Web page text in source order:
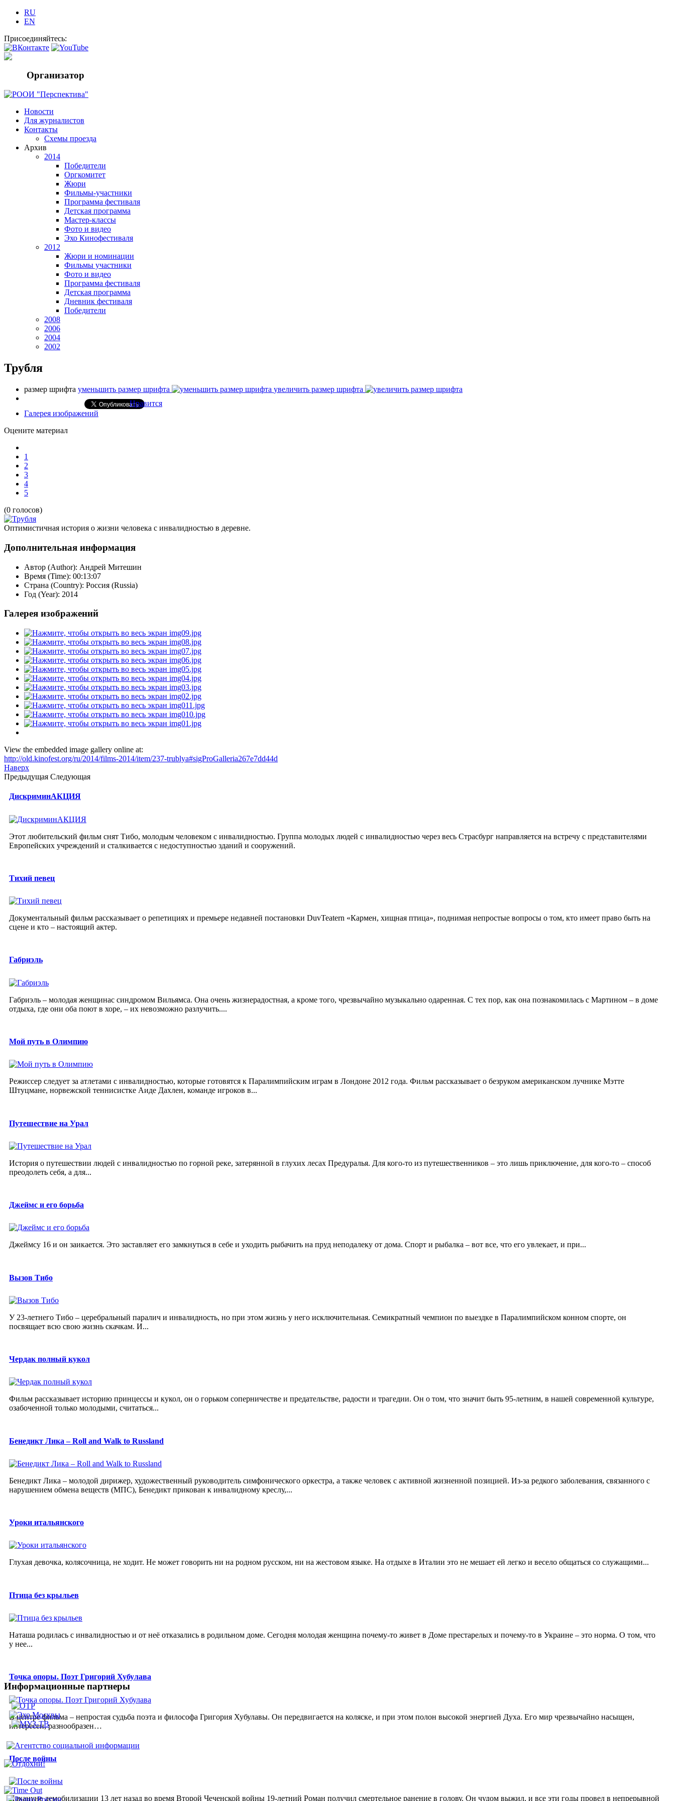
RU
EN
Присоединяйтесь:
Организатор
Новости
Для журналистов
Контакты
Схемы проезда
Архив
2014
Победители
Оргкомитет
Жюри
Фильмы-участники
Программа фестиваля
Детская программа
Мастер-классы
Фото и видео
Эхо Кинофестиваля
2012
Жюри и номинации
Фильмы участники
Фото и видео
Программа фестиваля
Детская программа
Дневник фестиваля
Победители
2008
2006
2004
2002
Трубля
размер шрифта уменьшить размер шрифта
увеличить размер шрифта
Нравится
Галерея изображений
Оцените материал
1
2
3
4
5
(0 голосов)
Оптимистичная история о жизни человека с инвалидностью в деревне.
Дополнительная информация
Автор (Author): Андрей Митешин
Время (Time): 00:13:07
Страна (Country): Россия (Russia)
Год (Year): 2014
Галерея изображений
View the embedded image gallery online at:
http://old.kinofest.org/ru/2014/films-2014/item/237-trublya#sigProGalleria267e7dd44d
Наверх
Предыдущая Следующая
ДискриминАКЦИЯ
Этот любительский фильм снят Тибо, молодым человеком с инвалидностью. Группа молодых людей с инвалидностью через весь Страсбург направляется на встречу с представителями
Европейских учреждений и сталкивается с недоступностью зданий и сооружений.
Тихий певец
Документальный фильм рассказывает о репетициях и премьере недавней постановки DuvTeatern «Кармен, хищная птица», поднимая непростые вопросы о том, кто имеет право быть на
сцене и кто – настоящий актер.
Габриэль
Габриэль – молодая женщинас синдромом Вильямса. Она очень жизнерадостная, а кроме того, чрезвычайно музыкально одаренная. С тех пор, как она познакомилась с Мартином – в доме
отдыха, где они оба поют в хоре, – их невозможно разлучить....
Мой путь в Олимпию
Режиссер следует за атлетами с инвалидностью, которые готовятся к Паралимпийским играм в Лондоне 2012 года. Фильм рассказывает о безруком американском лучнике Мэтте
Штуцмане, норвежской теннисистке Аиде Дахлен, команде игроков в...
Путешествие на Урал
История о путешествии людей с инвалидностью по горной реке, затерянной в глухих лесах Предуралья. Для кого-то из путешественников – это лишь приключение, для кого-то – способ
преодолеть себя, а для...
Джеймс и его борьба
Джеймсу 16 и он заикается. Это заставляет его замкнуться в себе и уходить рыбачить на пруд неподалеку от дома. Спорт и рыбалка – вот все, что его увлекает, и при...
Вызов Тибо
У 23-летнего Тибо – церебральный паралич и инвалидность, но при этом жизнь у него исключительная. Семикратный чемпион по выездке в Паралимпийском конном спорте, он
посвящает всю свою жизнь скачкам. И...
Чердак полный кукол
Фильм рассказывает историю принцессы и кукол, он о горьком соперничестве и предательстве, радости и трагедии. Он о том, что значит быть 95-летним, в нашей современной культуре,
озабоченной только молодыми, считаться...
Бенедикт Лика – Roll and Walk to Russland
Бенедикт Лика – молодой дирижер, художественный руководитель симфонического оркестра, а также человек с активной жизненной позицией. Из-за редкого заболевания, связанного с
нарушением обмена веществ (МПС), Бенедикт прикован к инвалидному креслу,...
Уроки итальянского
Глухая девочка, колясочница, не ходит. Не может говорить ни на родном русском, ни на жестовом языке. На отдыхе в Италии это не мешает ей легко и весело общаться со служащими...
Птица без крыльев
Наташа родилась с инвалидностью и от неё отказались в родильном доме. Сегодня молодая женщина почему-то живет в Доме престарелых и почему-то в Украине – это норма. О том, что
у нее...
Точка опоры. Поэт Григорий Хубулава
В центре фильма – непростая судьба поэта и философа Григория Хубулавы. Он передвигается на коляске, и при этом полон высокой энергией Духа. Его мир чрезвычайно насыщен,
интересен, разнообразен…
После войны
Накануне демобилизации 13 лет назад во время Второй Чеченской войны 19-летний Роман получил смертельное ранение в голову. Он чудом выжил, и все эти годы провел в непрерывной
Информационные партнеры